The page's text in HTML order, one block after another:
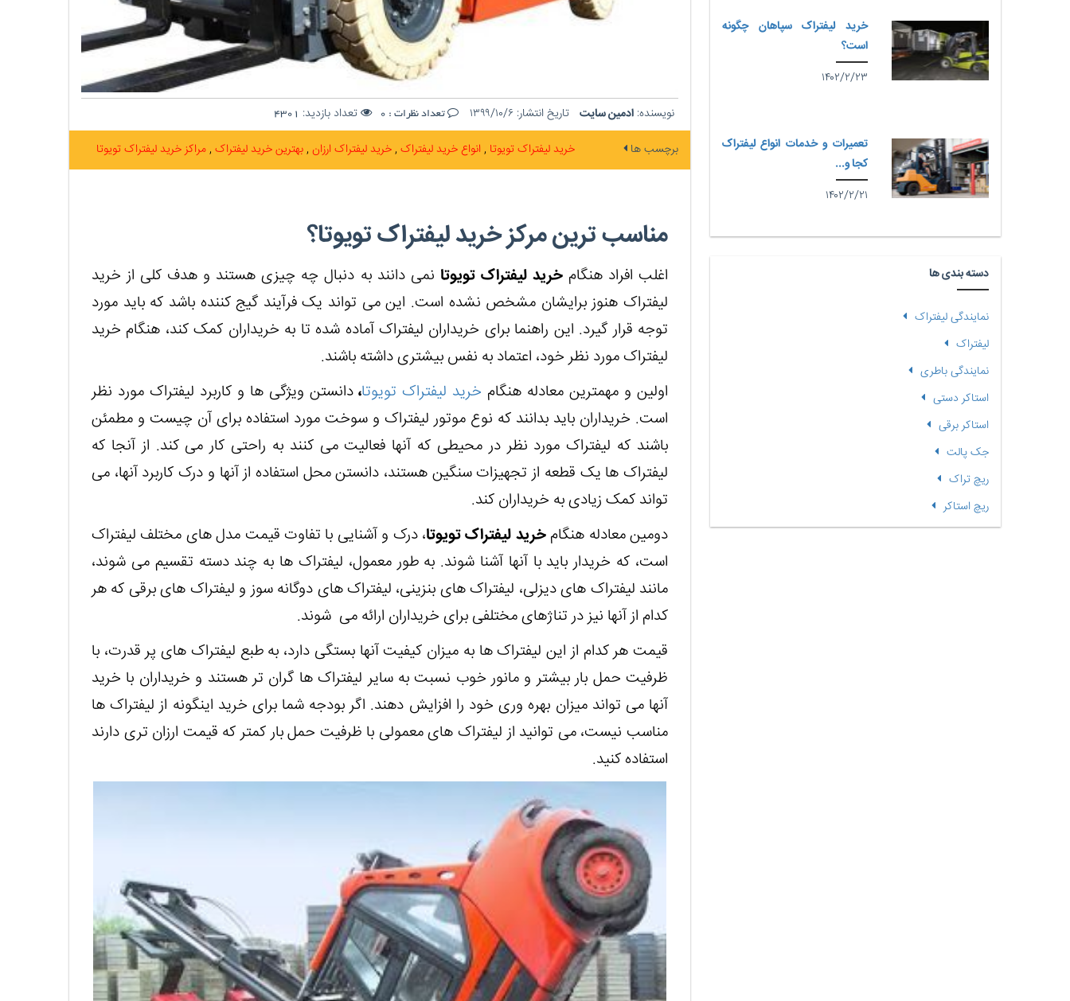
نویسنده: ادمین سایت تاریخ انتشار: ۱۳۹۹/۱۰/۶ تعداد نظرات : 0 تعداد بازدید: 4301
برچسب ها خرید لیفتراک تویوتا انواع خرید لیفتراک خرید لیفتراک ارزان بهترین خرید لیفتراک مراکز خرید لیفتراک تویوتا
مناسب ترین مرکز خرید لیفتراک تویوتا؟
اغلب افراد هنگامخرید لیفتراک تویوتا نمی دانند به دنبال چه چیزی هستند و هدف کلی از خرید
لیفتراک هنوز برایشان مشخص نشده است. این می تواند یک فرآیند گیج کننده باشد که باید مورد
توجه قرار گیرد. این راهنما برای خریداران لیفتراک آماده شده تا به خریداران کمک کند، هنگام خرید
لیفتراک مورد نظر خود، اعتماد به نفس بیشتری داشته باشند.
اولین و مهمترین معادله هنگام خرید لیفتراک تویوتا،دانستن ویژگی ها و کاربرد لیفتراک مورد نظر
است. خریداران باید بدانند که نوع موتور لیفتراک و سوخت مورد استفاده برای آن چیست و مطمئن
باشند که لیفتراک مورد نظر در محیطی که آنها فعالیت می کنند به راحتی کار می کند. از آنجا که
لیفتراک ها یک قطعه از تجهیزات سنگین هستند، دانستن محل استفاده از آنها و درک کاربرد آنها، می
تواند کمک زیادی به خریداران کند.
دومین معادله هنگامخرید لیفتراک تویوتا، درک و آشنایی با تفاوت قیمت مدل های مختلف لیفتراک
است، که خریدار باید با آنها آشنا شوند. به طور معمول، لیفتراک ها به چند دسته تقسیم می شوند،
مانند لیفتراک های دیزلی، لیفتراک های بنزینی، لیفتراک های دوگانه سوز و لیفتراک های برقی که هر
کدام از آنها نیز در تناژهای مختلفی برای خریداران ارائه می شوند.
قیمت هر کدام از این لیفتراک ها به میزان کیفیت آنها بستگی دارد، به طبع لیفتراک های پر قدرت، با
ظرفیت حمل بار بیشتر و مانور خوب نسبت به سایر لیفتراک ها گران تر هستند و خریداران با خرید
آنها می تواند میزان بهره وری خود را افزایش دهند. اگر بودجه شما برای خرید اینگونه از لیفتراک ها
مناسب نیست، می توانید از لیفتراک های معمولی با ظرفیت حمل بار کمتر که قیمت ارزان تری دارند
استفاده کنید.
خرید لیفتراک سپاهان چگونه
است؟
۱۴۰۲/۲/۲۳
تعمیرات و خدمات انواع لیفتراک
کجا و...
۱۴۰۲/۲/۲۱
دسته بندی ها
نمایندگی لیفتراک
لیفتراک
نمایندگی باطری
استاکر دستی
استاکر برقی
جک پالت
ریچ تراک
ریچ استاکر